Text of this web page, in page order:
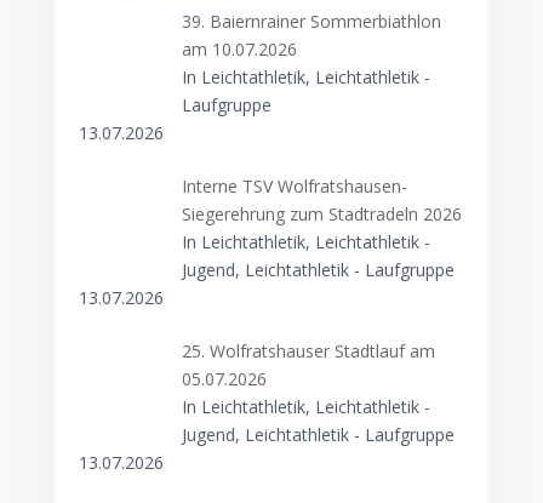
39. Baiernrainer Sommerbiathlon
am 10.07.2026
In Leichtathletik, Leichtathletik -
Laufgruppe
13.07.2026
Interne TSV Wolfratshausen-
Siegerehrung zum Stadtradeln 2026
In Leichtathletik, Leichtathletik -
Jugend, Leichtathletik - Laufgruppe
13.07.2026
25. Wolfratshauser Stadtlauf am
05.07.2026
In Leichtathletik, Leichtathletik -
Jugend, Leichtathletik - Laufgruppe
13.07.2026